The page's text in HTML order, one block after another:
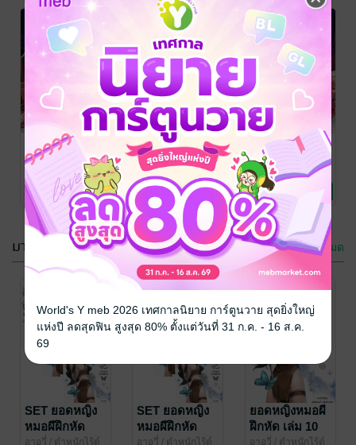
SET สะดุดรัก
มิสเตอร์หลิง
เล่ม 11-15
ฉุนเฟิงอีตู้/ ตำหนัก
ไร้ต์รัก : ห้องเฟิ่งหลี
นิยายรัก
No Rating
สะดุดรักมิสเต
อร์หลิง เล่ม 17
ฉุนเฟิงอีตู้/ ตำหนัก
ไร้ต์รัก : ห้องเฟิ่งหลี
นิยายรัก
No Rating
เล่ห์มายาบุปผา
พิษ เล่ม 10
เสวี่ยเหนียง
/ ตำ
หนักไร้ต์รัก : ห้อง
เฟิ่งหลี
นิยายรักจีนโบราณ
4 Rating
คืนชะตาชีวารัก
เล่ม 7
กูซูเซี่ยน
/ ตำหนักไร้
ต์รัก : ห้องเฟิ่งหลี
นิยายรักจีนโบราณ
4 Rating
เล่ห์มายาบุปผา
พิษ เล่ม 9
เสวี่ยเหนียง/ ตำ
หนักไร้ต์รัก : ห้อง
เฟิ่งหลี
นิยายรักจีนโบราณ
3 Rating
คืนชะตาชีวารัก
กูซูเซี่ยน/ ตำหนักไร้
ต์รัก : ห้องเฟิ่งหลี
นิยายรักจีนโบราณ
2 Rating
เล่ห์มายาบุปผา
พิษ เล่ม 8
เสวี่ยเหนียง/ ตำ
หนักไร้ต์รัก : ห้อง
เฟิ่งหลี
นิยายรักจีนโบราณ
7 Rating
มาใหม่ในหมวดหมู่ นิยายแฟนตาซี ดูทั้งหมด
SET ยอดหญิง
หมอผีฝึกหัด
เล่ม 6-10 (จบ)
อาอวี่ / ตำหนักไร้ต์
SET ยอดหญิง
หมอผีฝึกหัด
เล่ม 1-5
อาอวี่ / ตำหนักไร้ต์
ยอดหญิงหมอผี
ฝึกหัด เล่ม 10
(จบ)
อาอวี่ / ตำหนักไร้ต์
World's Y meb 2026 เทศกาลนิยาย การ์ตูนวาย สุดยิ่งใหญ่
แห่งปี ลดสุดฟิน สูงสุด 80% ตั้งแต่วันที่ 31 ก.ค. - 16 ส.ค.
69